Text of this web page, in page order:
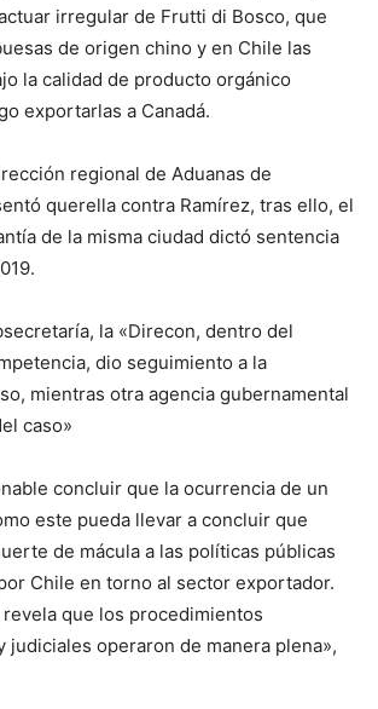
irregular de Frutti di Bosco, que
de origen chino y en Chile las
la calidad de producto orgánico
exportarlas a Canadá.
regional de Aduanas de
querella contra Ramírez, tras ello, el
de la misma ciudad dictó sentencia
la «Direcon, dentro del
dio seguimiento a la
mientras otra agencia gubernamental
caso»
concluir que la ocurrencia de un
este pueda llevar a concluir que
de mácula a las políticas públicas
Chile en torno al sector exportador.
que los procedimientos
judiciales operaron de manera plena»,